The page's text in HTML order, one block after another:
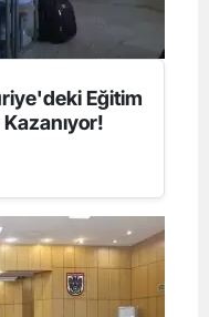
Eğitim
Kazanıyor!